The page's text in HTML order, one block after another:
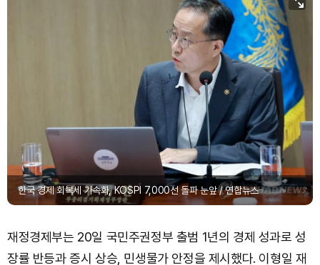
한국 경제 회복세 가속화, KOSPI 7,000선 돌파 눈앞 / 연합뉴스
재정경제부는 20일 국민주권정부 출범 1년의 경제 성과로 성
장률 반등과 증시 상승, 민생물가 안정을 제시했다. 이형일 재